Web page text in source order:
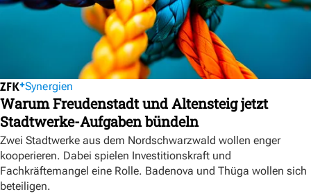
Synergien
Warum Freudenstadt und Altensteig jetzt
Stadtwerke-Aufgaben bündeln
Zwei Stadtwerke aus dem Nordschwarzwald wollen enger
kooperieren. Dabei spielen Investitionskraft und
Fachkräftemangel eine Rolle. Badenova und Thüga wollen sich
beteiligen.